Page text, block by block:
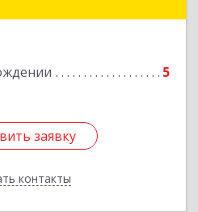
5
заявку
контакты
заявку
Назад